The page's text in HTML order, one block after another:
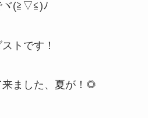
ヾ(≧▽≦)ﾉ
トです！
ました、夏が！🌻